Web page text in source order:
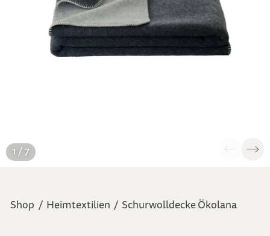
1 / 7
Shop / Heimtextilien / Schurwolldecke Ökolana